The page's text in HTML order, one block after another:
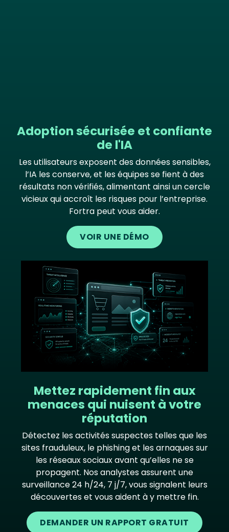
Adoption sécurisée et confiante
de l'IA
Les utilisateurs exposent des données sensibles,
l’IA les conserve, et les équipes se fient à des
résultats non vérifiés, alimentant ainsi un cercle
vicieux qui accroît les risques pour l’entreprise.
Fortra peut vous aider.
VOIR UNE DÉMO
Mettez rapidement fin aux
menaces qui nuisent à votre
réputation
Détectez les activités suspectes telles que les
sites frauduleux, le phishing et les arnaques sur
les réseaux sociaux avant qu’elles ne se
propagent. Nos analystes assurent une
surveillance 24 h/24, 7 j/7, vous signalent leurs
découvertes et vous aident à y mettre fin.
DEMANDER UN RAPPORT GRATUIT